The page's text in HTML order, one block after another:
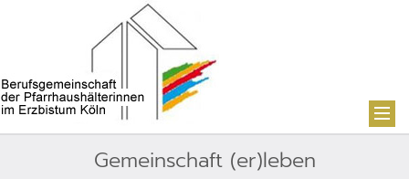
Gemeinschaft (er)leben